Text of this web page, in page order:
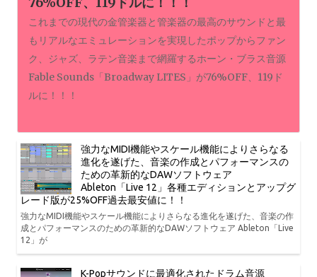
これまでの現代の金管楽器と管楽器の最高のサウンドと最
もリアルなエミュレーションを実現したポップからファン
ク、ジャズ、ラテン音楽まで網羅するホーン・ブラス音源
Fable Sounds「Broadway LITES」が76%OFF、119ド
ルに！！！
強力なMIDI機能やスケール機能によりさらなる
進化を遂げた、音楽の作成とパフォーマンスの
ための革新的なDAWソフトウェア
Ableton「Live 12」各種エディションとアップグ
レード版が25%OFF過去最安値に！！
強力なMIDI機能やスケール機能によりさらなる進化を遂げた、音楽の作
成とパフォーマンスのための革新的なDAWソフトウェア Ableton「Live
12」が
K-Popサウンドに最適化されたドラム音源